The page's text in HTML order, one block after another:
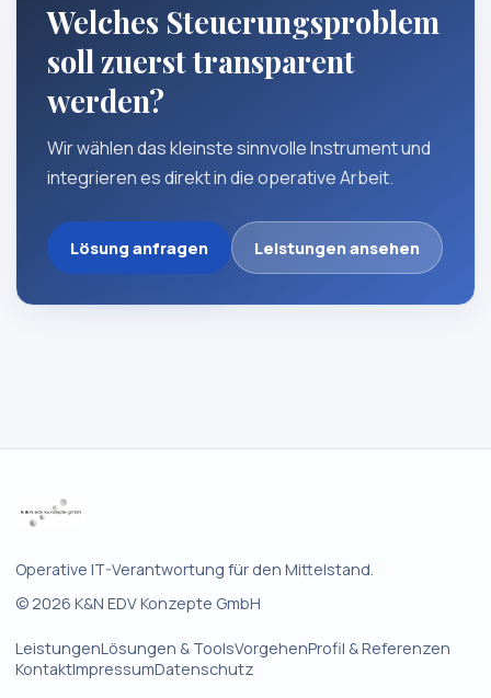
Welches Steuerungsproblem
soll zuerst transparent
werden?
Wir wählen das kleinste sinnvolle Instrument und
integrieren es direkt in die operative Arbeit.
Lösung anfragen Leistungen ansehen
Operative IT-Verantwortung für den Mittelstand.
© 2026 K&N EDV Konzepte GmbH
LeistungenLösungen & ToolsVorgehenProfil & Referenzen
KontaktImpressumDatenschutz